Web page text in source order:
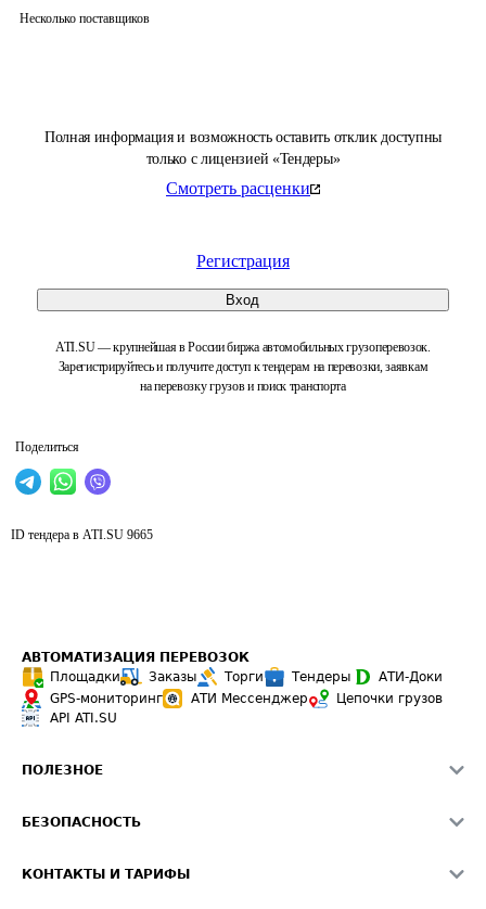
Полная информация и возможность оставить отклик доступны
только с лицензией «Тендеры»
Смотреть расценки
Регистрация
Вход
ATI.SU — крупнейшая в России биржа автомобильных грузоперевозок.
Зарегистрируйтесь и получите доступ к тендерам на перевозки, заявкам
на перевозку грузов и поиск транспорта
Поделиться
Несколько поставщиков
ID тендера в ATI.SU 9665
АВТОМАТИЗАЦИЯ ПЕРЕВОЗОК
Площадки
Заказы Торги Тендеры
АТИ-Доки
GPS-мониторинг
АТИ Мессенджер
Цепочки грузов
API ATI.SU
ПОЛЕЗНОЕ
Звезды ATI.SU на вашем сайте
БЕЗОПАСНОСТЬ
КОНТАКТЫ И ТАРИФЫ